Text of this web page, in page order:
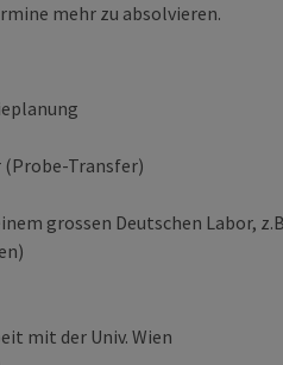
mehr zu absolvieren.
Transfer)
grossen Deutschen Labor,
mit der Univ. Wien